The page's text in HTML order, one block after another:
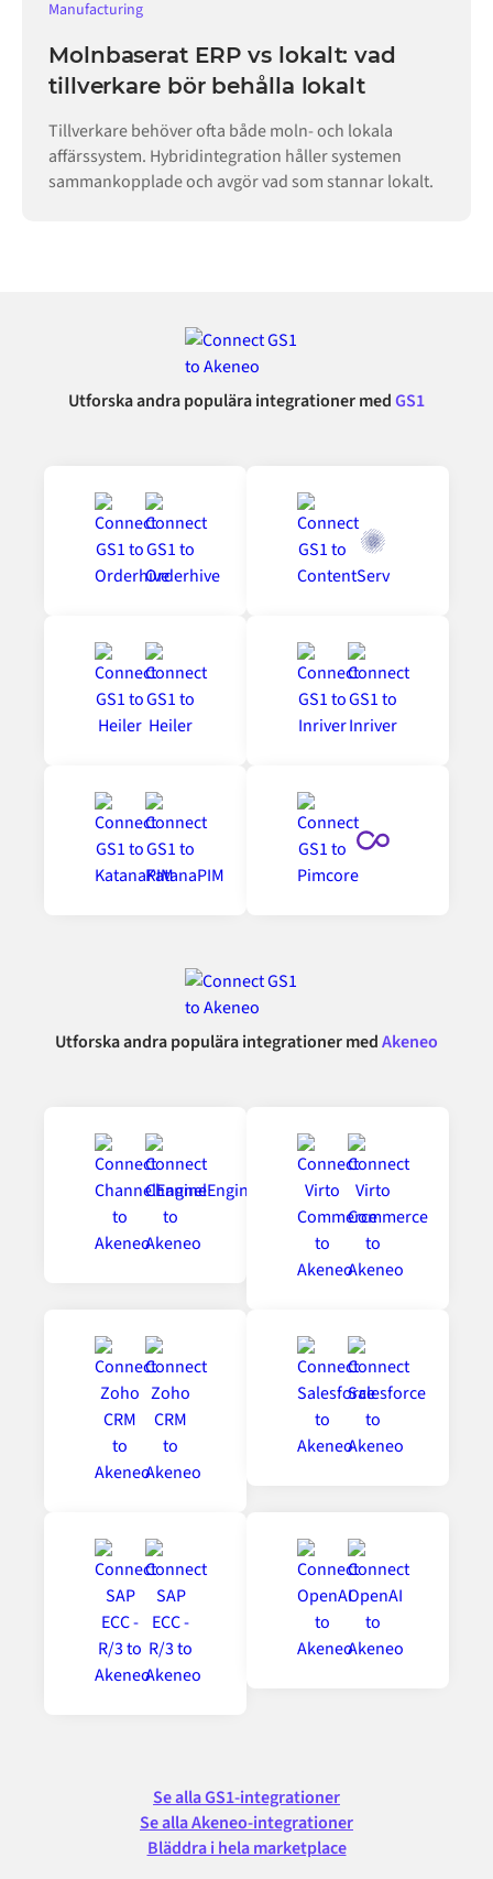
Manufacturing
Molnbaserat ERP vs lokalt: vad
tillverkare bör behålla lokalt
Tillverkare behöver ofta både moln- och lokala
affärssystem. Hybridintegration håller systemen
sammankopplade och avgör vad som stannar lokalt.
Utforska andra populära integrationer medGS1
Utforska andra populära integrationer medAkeneo
Se alla GS1-integrationer
Se alla Akeneo-integrationer
Bläddra i hela marketplace